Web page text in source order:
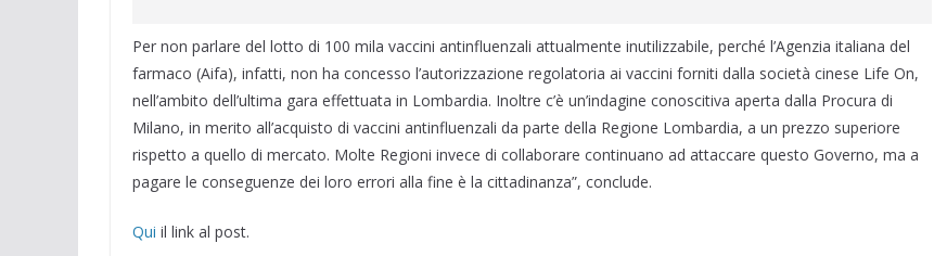
Per non parlare del lotto di 100 mila vaccini antinfluenzali attualmente inutilizzabile, perché l’Agenzia italiana del
farmaco (Aifa), infatti, non ha concesso l’autorizzazione regolatoria ai vaccini forniti dalla società cinese Life On,
nell’ambito dell’ultima gara effettuata in Lombardia. Inoltre c’è un’indagine conoscitiva aperta dalla Procura di
Milano, in merito all’acquisto di vaccini antinfluenzali da parte della Regione Lombardia, a un prezzo superiore
rispetto a quello di mercato. Molte Regioni invece di collaborare continuano ad attaccare questo Governo, ma a
pagare le conseguenze dei loro errori alla fine è la cittadinanza”, conclude.
Qui il link al post.